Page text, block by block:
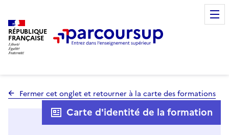
RÉPUBLIQUE
FRANÇAISE
Fermer cet onglet et retourner à la carte des formations
Carte d'identité de la formation